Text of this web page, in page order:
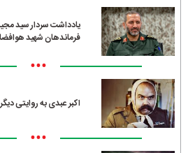
یادداشت سردار سید
فرماندهان شهید هوافضا
•••
اکبر عبدی به روایتی دیگر
•••